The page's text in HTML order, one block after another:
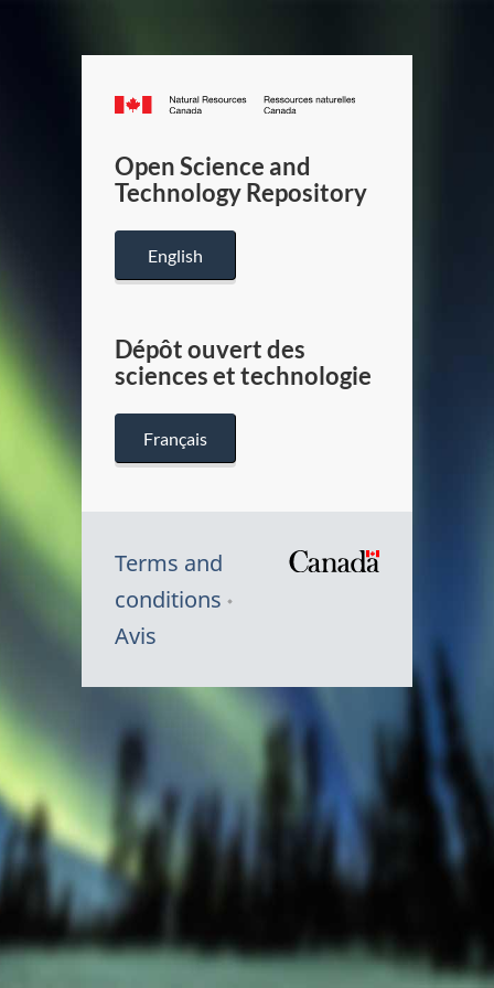
Canada.ca
/
Canada
Open Science and
Technology Repository
English
Dépôt ouvert des
sciences et technologie
Français
Terms and
conditions
Avis
Canada